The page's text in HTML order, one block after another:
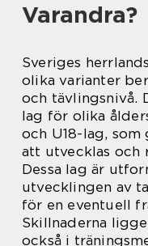
Varandra?
Sveriges
olika varianter
och tävlingsnivå.
lag för olika
och U18-lag,
att utvecklas och
Dessa lag är
utvecklingen av
för en eventuell
Skillnaderna
också i